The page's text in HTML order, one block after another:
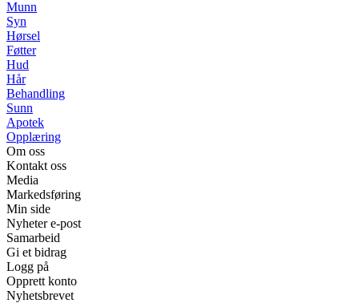
Munn
Syn
Hørsel
Føtter
Hud
Hår
Behandling
Sunn
Apotek
Opplæring
Om oss
Kontakt oss
Media
Markedsføring
Min side
Nyheter e-post
Samarbeid
Gi et bidrag
Logg på
Opprett konto
Nyhetsbrevet